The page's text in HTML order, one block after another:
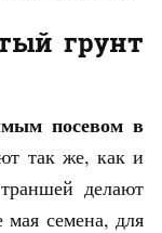
грунт
посевом в
так же, как и
делают
семена, для